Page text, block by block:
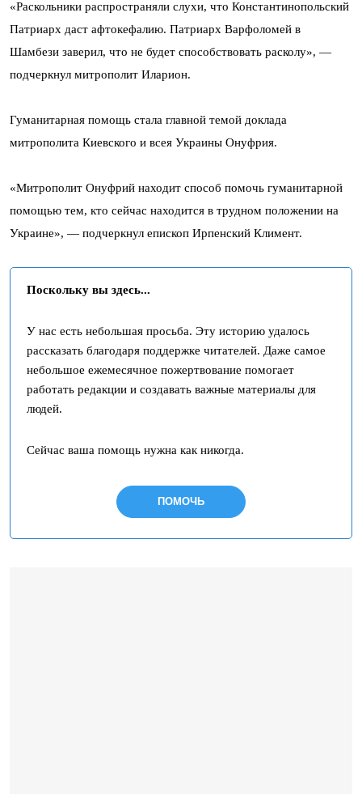
«Раскольники распространяли слухи, что Константинопольский
Патриарх даст афтокефалию. Патриарх Варфоломей в
Шамбези заверил, что не будет способствовать расколу», —
подчеркнул митрополит Иларион.
Гуманитарная помощь стала главной темой доклада
митрополита Киевского и всея Украины Онуфрия.
«Митрополит Онуфрий находит способ помочь гуманитарной
помощью тем, кто сейчас находится в трудном положении на
Украине», — подчеркнул епископ Ирпенский Климент.
Поскольку вы здесь...
У нас есть небольшая просьба. Эту историю удалось
рассказать благодаря поддержке читателей. Даже самое
небольшое ежемесячное пожертвование помогает
работать редакции и создавать важные материалы для
людей.
Сейчас ваша помощь нужна как никогда.
ПОМОЧЬ